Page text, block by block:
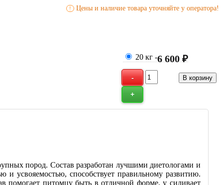
! Цены и наличие товара уточняйте у оператора!
20 кг -6 600 ₽
пород. Состав разработан лучшими диетологами и
и усвояемостью, способствует правильному развитию.
помогает питомцу быть в отличной форме, у силивает